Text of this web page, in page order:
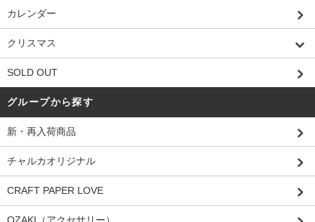
カレンダー
クリスマス
SOLD OUT
グループから探す
新・再入荷商品
チャルカオリジナル
CRAFT PAPER LOVE